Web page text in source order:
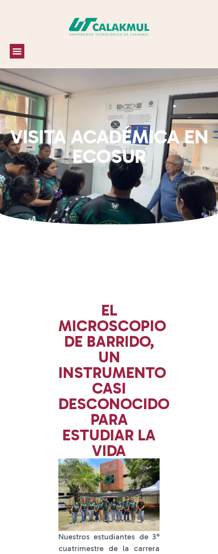
VISITA ACADÉMICA EN
ECOSUR
EL
MICROSCOPIO
DE BARRIDO,
UN
INSTRUMENTO
CASI
DESCONOCIDO
PARA
ESTUDIAR LA
VIDA
Nuestros estudiantes de 3°
cuatrimestre de la carrera